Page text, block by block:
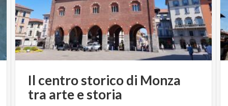
Il centrostoricodi Monza
tra arteestoria